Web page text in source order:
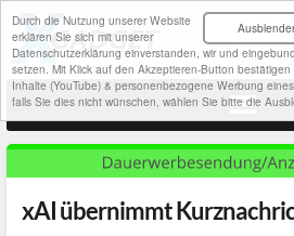
Durch die Nutzung unserer Website
erklären Sie sich mit unserer
Datenschutzerklärung einverstanden, wir und
setzen. Mit Klick auf den Akzeptieren-Button
Inhalte (YouTube) & personenbezogene Werbung
falls Sie dies nicht wünschen, wählen Sie bitte die
xAI übernimmt